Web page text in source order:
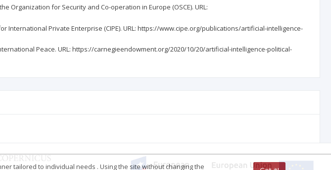
Organization for Security and Co-operation in Europe (OSCE). URL:
International Private Enterprise (CIPE). URL: https://www.cipe.org/publications/artificial-intelligence-
Peace. URL: https://carnegieendowment.org/2020/10/20/artificial-intelligence-political-
tailored to individual needs . Using the site without changing the